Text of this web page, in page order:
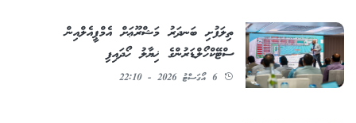
ތިލަފުށި ބަނދަރު މަޝްރޫޢަށް އެމްޕީއެލްއިން
ސްޓޭކްހޯލްޑަރުންގެ ޚިޔާލު ހޯދައިފި
6 އޯގަސްޓު 2026 - 22:10